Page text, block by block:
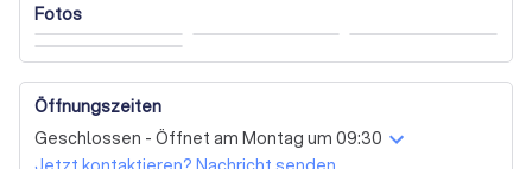
Fotos
Öffnungszeiten
Geschlossen - Öffnet am Montag um 09:30